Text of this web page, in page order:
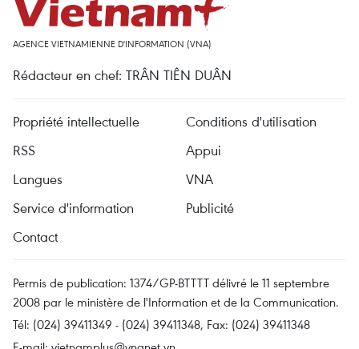
AGENCE VIETNAMIENNE D'INFORMATION (VNA)
Rédacteur en chef: TRÂN TIÊN DUÂN
Propriété intellectuelle
Conditions d'utilisation
RSS
Appui
Langues
VNA
Service d'information
Publicité
Contact
Permis de publication: 1374/GP-BTTTT délivré le 11 septembre
2008 par le ministère de l'Information et de la Communication.
Tél: (024) 39411349 - (024) 39411348, Fax: (024) 39411348